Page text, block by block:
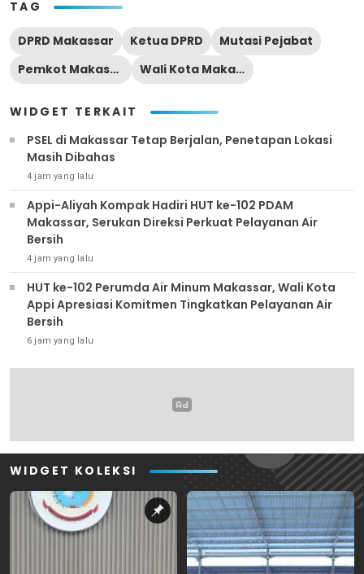
TAG
DPRD Makassar Ketua DPRD
Mutasi Pejabat
Pemkot Makassar
Wali Kota Makassar
WIDGET TERKAIT
PSEL di Makassar Tetap Berjalan, Penetapan Lokasi
Masih Dibahas
4 jam yang lalu
Appi-Aliyah Kompak Hadiri HUT ke-102 PDAM
Makassar, Serukan Direksi Perkuat Pelayanan Air
Bersih
4 jam yang lalu
HUT ke-102 Perumda Air Minum Makassar, Wali Kota
Appi Apresiasi Komitmen Tingkatkan Pelayanan Air
Bersih
6 jam yang lalu
WIDGET KOLEKSI